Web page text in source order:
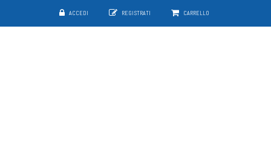
ACCEDI REGISTRATI CARRELLO